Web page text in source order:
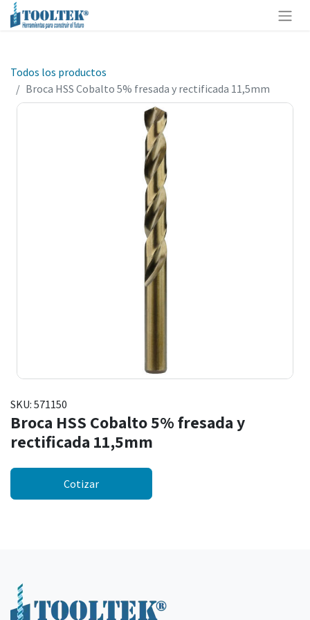
Todos los productos
Broca HSS Cobalto 5% fresada y rectificada 11,5mm
SKU: 571150
Broca HSS Cobalto 5% fresada y
rectificada 11,5mm
Cotizar